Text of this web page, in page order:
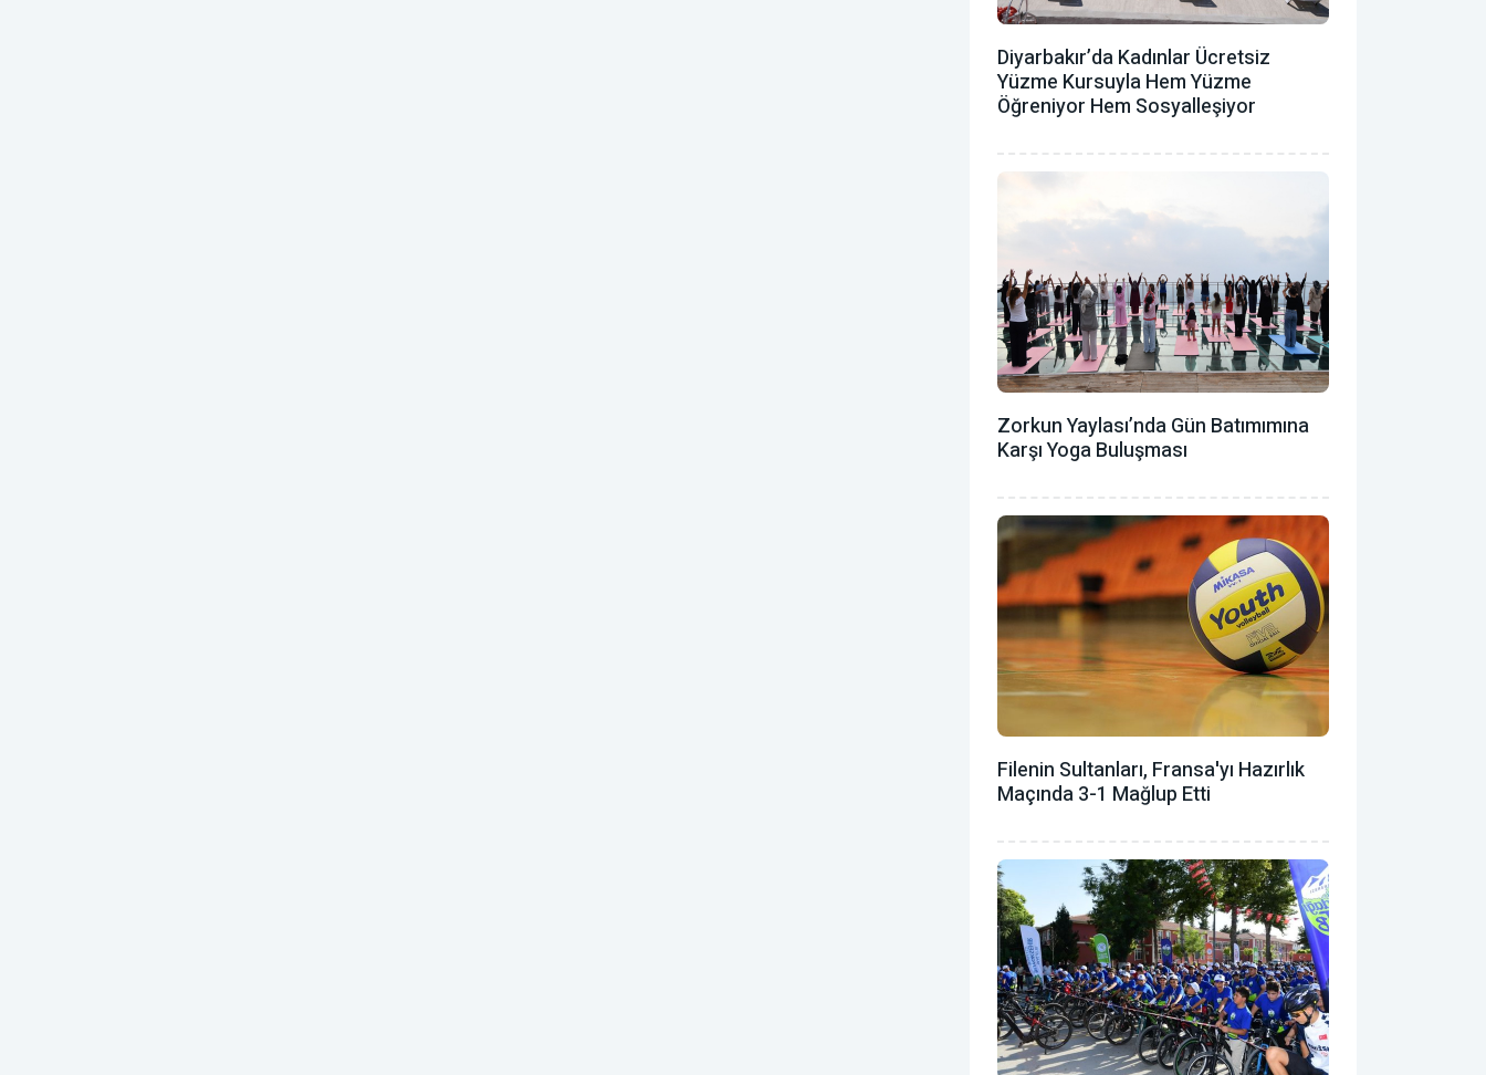
Diyarbakır’da Kadınlar Ücretsiz
Yüzme Kursuyla Hem Yüzme
Öğreniyor Hem Sosyalleşiyor
Zorkun Yaylası’nda Gün Batımımına
Karşı Yoga Buluşması
Filenin Sultanları, Fransa'yı Hazırlık
Maçında 3-1 Mağlup Etti